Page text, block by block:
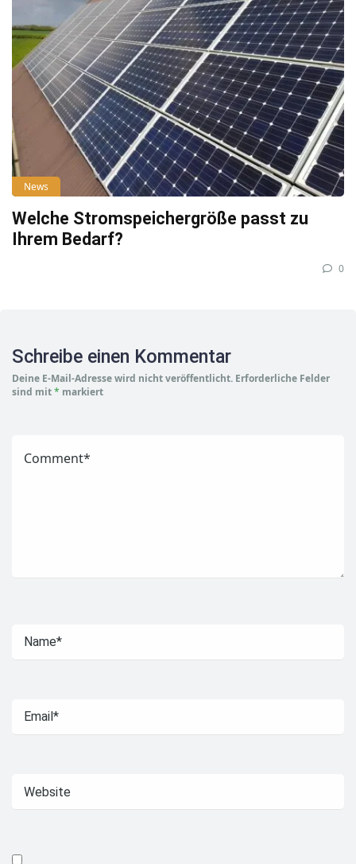
News
Welche Stromspeichergröße passt zu
Ihrem Bedarf?
0
Schreibe einen Kommentar
Deine E-Mail-Adresse wird nicht veröffentlicht. Erforderliche Felder
sind mit* markiert